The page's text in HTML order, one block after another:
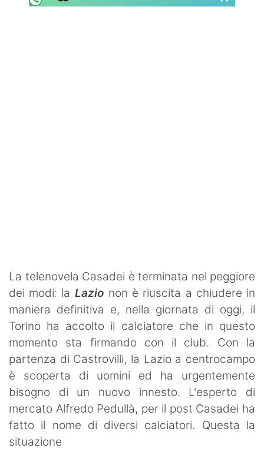
Vela
La telenovela Casadei è terminata nel peggiore
dei modi: la Lazio non è riuscita a chiudere in
maniera definitiva e, nella giornata di oggi, il
Torino ha accolto il calciatore che in questo
momento sta firmando con il club. Con la
partenza di Castrovilli, la Lazio a centrocampo
è scoperta di uomini ed ha urgentemente
bisogno di un nuovo innesto. L'esperto di
mercato Alfredo Pedullà, per il post Casadei ha
fatto il nome di diversi calciatori. Questa la
situazione